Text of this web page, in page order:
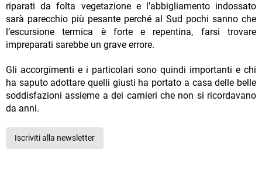
riparati da folta vegetazione e l’abbigliamento indossato
sarà parecchio più pesante perché al Sud pochi sanno che
l’escursione termica è forte e repentina, farsi trovare
impreparati sarebbe un grave errore.
Gli accorgimenti e i particolari sono quindi importanti e chi
ha saputo adottare quelli giusti ha portato a casa delle belle
soddisfazioni assieme a dei carnieri che non si ricordavano
da anni.
Iscriviti alla newsletter